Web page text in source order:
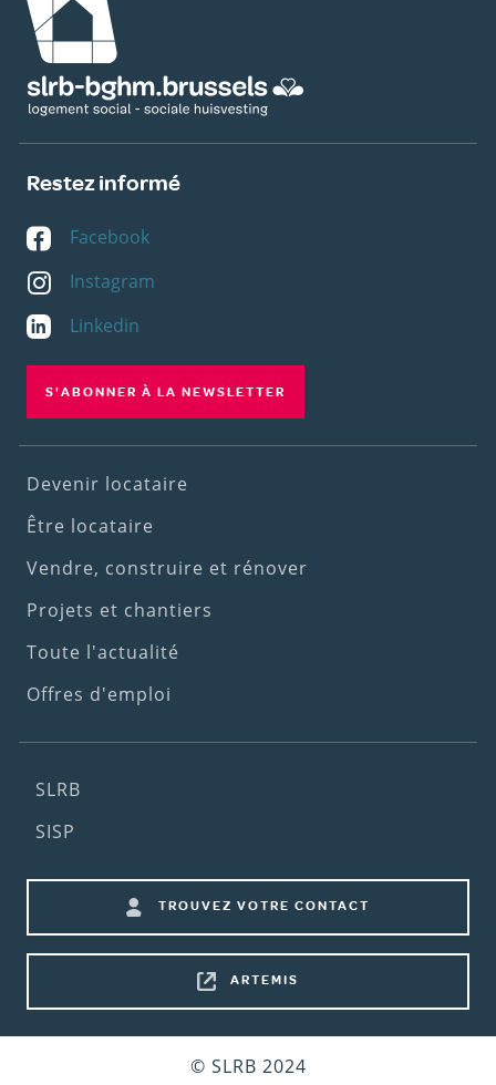
Restez informé
Facebook
Instagram
Linkedin
S'ABONNER À LA NEWSLETTER
Footer
(1st
menu)
Devenir locataire
Être locataire
Vendre, construire et rénover
Projets et chantiers
Toute l'actualité
Offres d'emploi
Footer
(2nd
SLRB
SISP
Footer
shortcuts
TROUVEZ VOTRE CONTACT
ARTEMIS
© SLRB 2024